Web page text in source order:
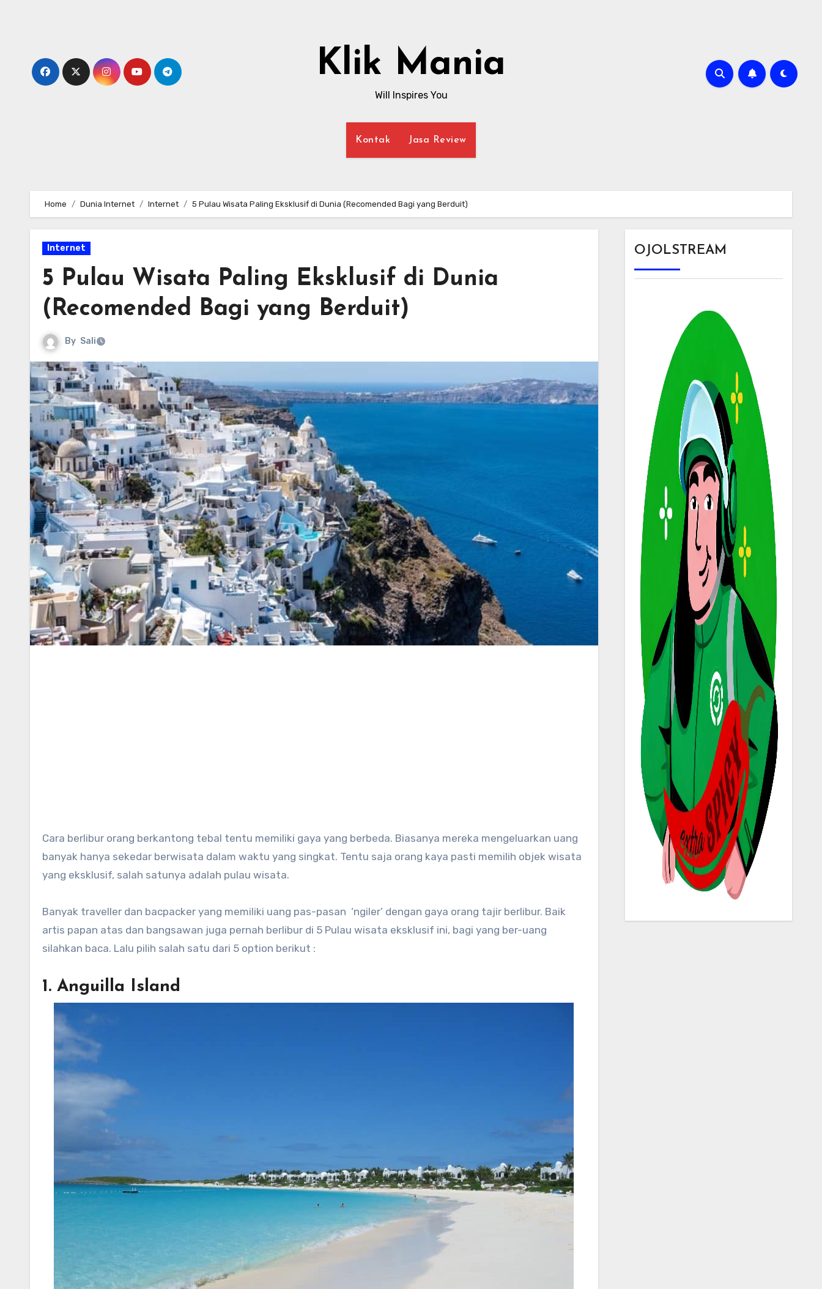
Klik Mania
Will Inspires You
Kontak Jasa Review
Home Dunia Internet Internet 5 Pulau Wisata Paling Eksklusif di Dunia (Recomended Bagi yang Berduit)
Internet
5 Pulau Wisata Paling Eksklusif di Dunia
(Recomended Bagi yang Berduit)
By Sali
Cara berlibur orang berkantong tebal tentu memiliki gaya yang berbeda. Biasanya mereka mengeluarkan uang
banyak hanya sekedar berwisata dalam waktu yang singkat. Tentu saja orang kaya pasti memilih objek wisata
yang eksklusif, salah satunya adalah pulau wisata.
Banyak traveller dan bacpacker yang memiliki uang pas-pasan ‘ngiler’ dengan gaya orang tajir berlibur. Baik
artis papan atas dan bangsawan juga pernah berlibur di 5 Pulau wisata eksklusif ini, bagi yang ber-uang
silahkan baca. Lalu pilih salah satu dari 5 option berikut :
1. Anguilla Island
OJOLSTREAM